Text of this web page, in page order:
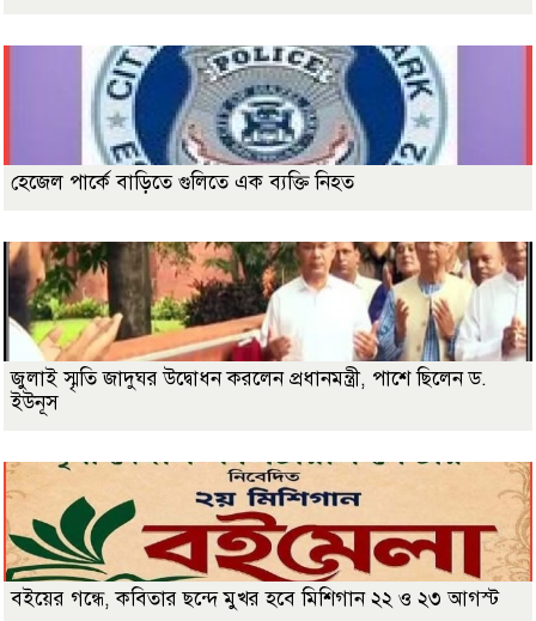
হেজেল পার্কে বাড়িতে গুলিতে এক ব্যক্তি নিহত
জুলাই স্মৃতি জাদুঘর উদ্বোধন করলেন প্রধানমন্ত্রী, পাশে ছিলেন ড.
ইউনূস
বইয়ের গন্ধে, কবিতার ছন্দে মুখর হবে মিশিগান ২২ ও ২৩ আগস্ট